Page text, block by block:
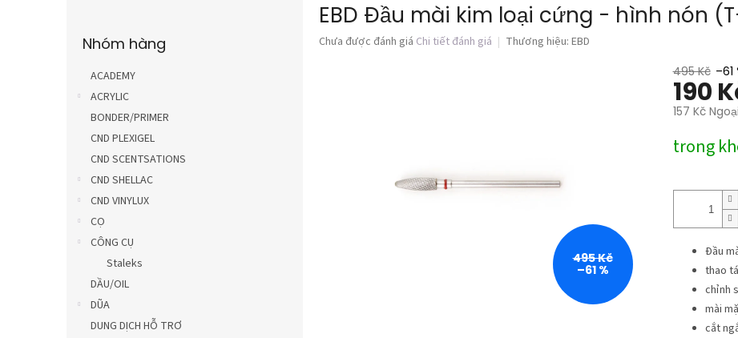
qua
mục
Nhóm hàng
ACADEMY
ACRYLIC
BONDER/PRIMER
CND PLEXIGEL
CND SCENTSATIONS
CND SHELLAC
CND VINYLUX
CỌ
CÔNG CỤ
Staleks
DẦU/OIL
DŨA
DUNG DỊCH HỖ TRƠ
EBD Đầu mài kim loại cứng - hình nón
Đánh
Chưa được đánh giá Chi tiết đánh giá Thương hiệu: EBD
495 Kč
–61 %
495 Kč –61
190
157 Kč
đo
trong
Đầu
thao
chỉnh
mài
cắt